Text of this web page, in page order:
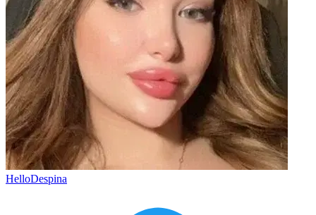
HelloDespina